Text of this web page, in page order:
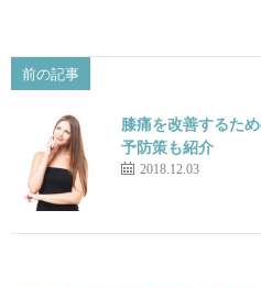
前の記事
膝痛を改善するた
予防策も紹介
2018.12.03